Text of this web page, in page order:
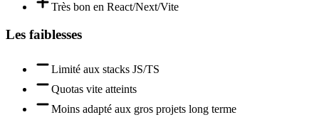
Très bon en React/Next/Vite
Les faiblesses
Limité aux stacks JS/TS
Quotas vite atteints
Moins adapté aux gros projets long terme